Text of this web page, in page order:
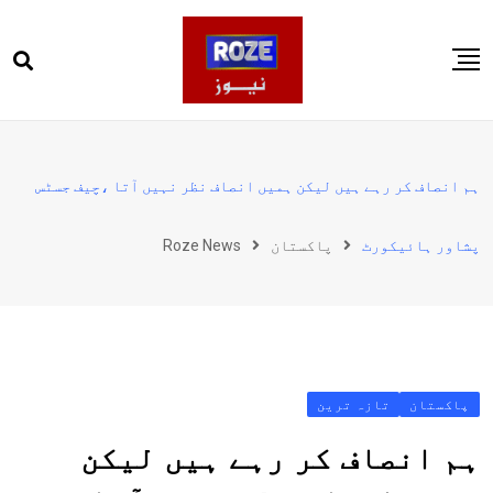
to
پاکستان
کھیل
ہم انصاف کر رہے ہیں لیکن ہمیں انصاف نظر نہیں آتا ،چیف جسٹس
پشاور ہائیکورٹ پاکستان Roze News
پاکستان تازہ ترین
ہم انصاف کر رہے ہیں لیکن